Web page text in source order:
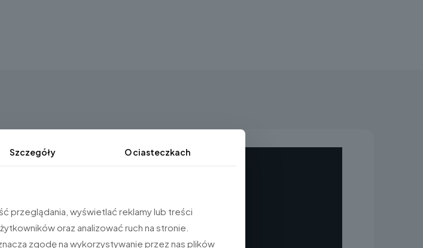
Szczegóły O ciasteczkach
przeglądania, wyświetlać reklamy lub treści
oraz analizować ruch na stronie.
zgodę na wykorzystywanie przez nas plików